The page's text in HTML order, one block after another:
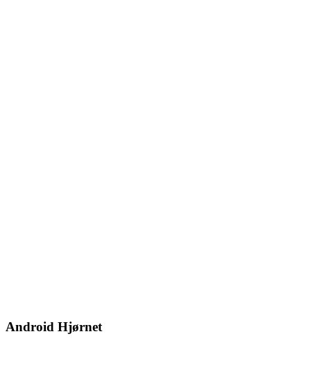
Android Hjørnet